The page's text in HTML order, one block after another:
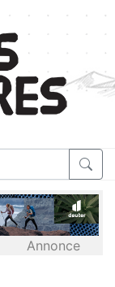
Annonce